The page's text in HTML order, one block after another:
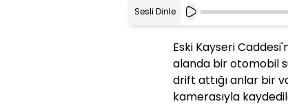
Sesli Dinle
Eski Kayseri
alanda bir otomobil
drift attığı anlar bir
kamerasıyla